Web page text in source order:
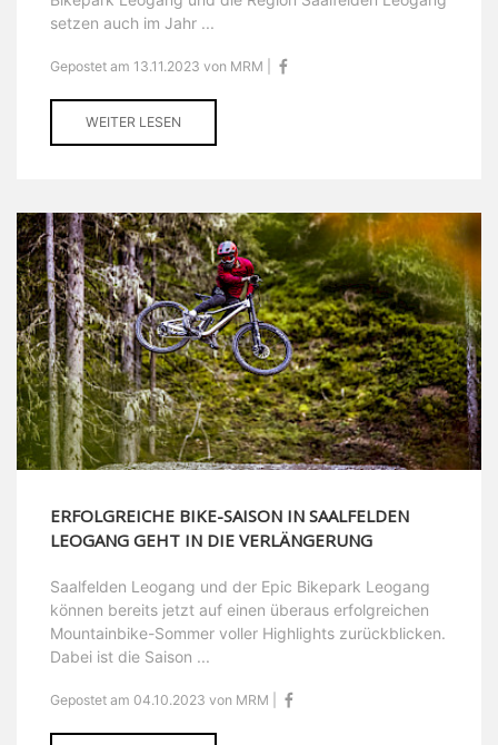
setzen auch im Jahr ...
Gepostet am 13.11.2023 von MRM |
WEITER LESEN
ERFOLGREICHE BIKE-SAISON IN SAALFELDEN
LEOGANG GEHT IN DIE VERLÄNGERUNG
Saalfelden Leogang und der Epic Bikepark Leogang
können bereits jetzt auf einen überaus erfolgreichen
Mountainbike-Sommer voller Highlights zurückblicken.
Dabei ist die Saison ...
Gepostet am 04.10.2023 von MRM |